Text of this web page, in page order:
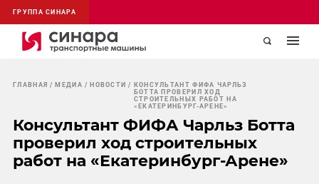
ГРУППА СИНАРА
ГЛАВНАЯ МЕДИА НОВОСТИ
КОНСУЛЬТАНТ ФИФА ЧАРЛЬЗ
БОТТА ПРОВЕРИЛ ХОД
СТРОИТЕЛЬНЫХ РАБОТ НА
«ЕКАТЕРИНБУРГ-АРЕНЕ»
Консультант ФИФА Чарльз Ботта
проверил ход строительных
работ на «Екатеринбург-Арене»